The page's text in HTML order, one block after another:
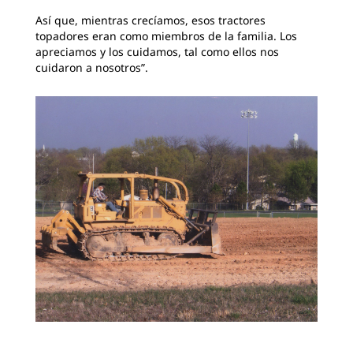
Así que, mientras crecíamos, esos tractores
topadores eran como miembros de la familia. Los
apreciamos y los cuidamos, tal como ellos nos
cuidaron a nosotros”.